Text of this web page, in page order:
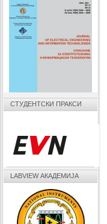
СТУДЕНТСКИ ПРАКСИ
LABVIEW АКАДЕМИЈА